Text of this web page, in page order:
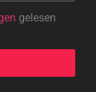
gelesen